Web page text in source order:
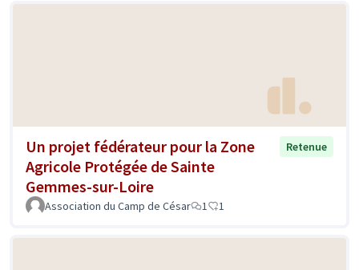
Un projet fédérateur pour la Zone
Agricole Protégée de Sainte
Gemmes-sur-Loire
Retenue
Association du Camp de César 1 1